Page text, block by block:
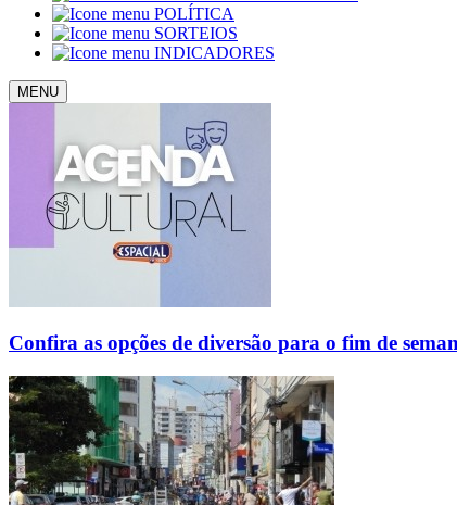
POLÍTICA
SORTEIOS
INDICADORES
MENU
Confira as opções de diversão para o fim de